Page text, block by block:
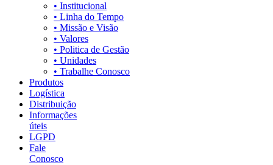
• Institucional
• Linha do Tempo
• Missão e Visão
• Valores
• Politica de Gestão
• Unidades
• Trabalhe Conosco
Produtos
Logística
Distribuição
Informações
úteis
LGPD
Fale
Conosco